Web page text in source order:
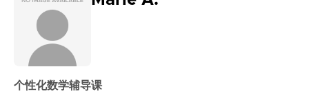
个性化数学辅导课